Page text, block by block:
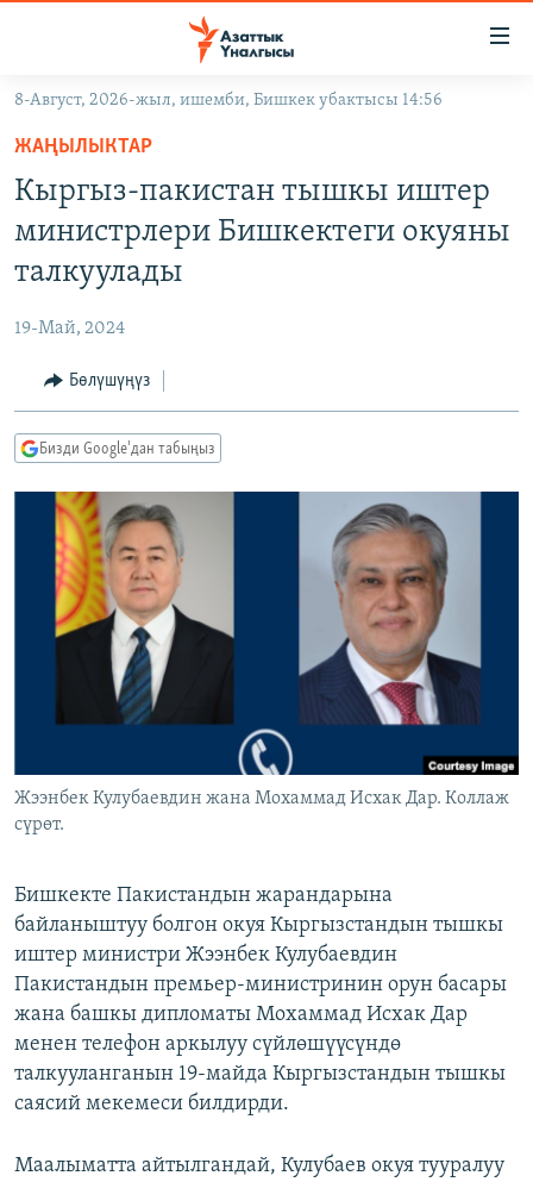
Навигацияга
өтүңүз
Издөөгө
салыңызКЫРГЫЗСТАН
МАДАНИЯТ
ДҮЙНӨ
ТВ ПРОГРАММАЛАР
БҮГҮН АЗАТТЫКТА
ДАНИСТЕ
ЭЖЕ-СИҢДИЛЕР
АЗАТТЫК+
ЫҢГАЙСЫЗ СУРООЛОР
ПОДКАСТ
Русский
ОНЛАЙН ШЕРИНЕ
ЭЕ/АРнун бардык сайттары
8-Август, 2026-жыл, ишемби, Бишкек убактысы 14:56
ЖАҢЫЛЫКТАР
Кыргыз-пакистан тышкы иштер
министрлери Бишкектеги окуяны
талкуулады
19-Май, 2024
Бөлүшүңүз
Бизди Google'дан табыңыз
Жээнбек Кулубаевдин жана Мохаммад Исхак Дар. Коллаж
сүрөт.
Бишкекте Пакистандын жарандарына
байланыштуу болгон окуя Кыргызстандын тышкы
иштер министри Жээнбек Кулубаевдин
Пакистандын премьер-министринин орун басары
жана башкы дипломаты Мохаммад Исхак Дар
менен телефон аркылуу сүйлөшүүсүндө
талкууланганын 19-майда Кыргызстандын тышкы
саясий мекемеси билдирди.
Маалыматта айтылгандай, Кулубаев окуя тууралуу